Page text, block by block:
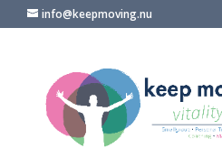
info@keepmoving.nu